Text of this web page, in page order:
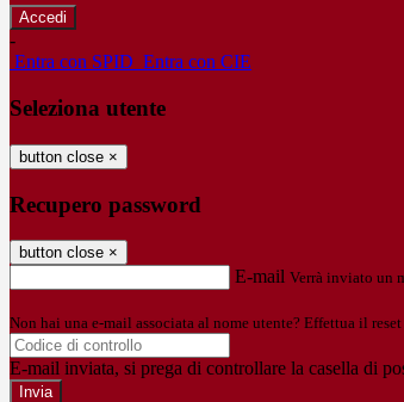
-
Entra con SPID Entra con CIE
Seleziona utente
button close ×
Recupero password
button close ×
E-mail Verrà inviato un
Non hai una e-mail associata al nome utente? Effettua il
E-mail inviata, si prega di controllare la casella di